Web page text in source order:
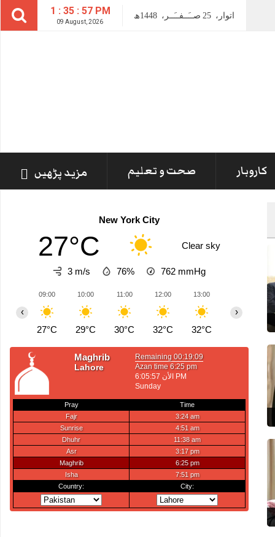
1 : 35 : 58 PM
09 August, 2026
اتوار، 25 صــَــفــَــر، 1448ھ
کاروبار صحت و تعلیم مزید پڑھیں
New York City
27°C Clear sky
3 m/s 76% 762 mmHg
09:00
27°C
10:00
29°C
11:00
30°C
12:00
32°C
13:00
32°C
‹ ›